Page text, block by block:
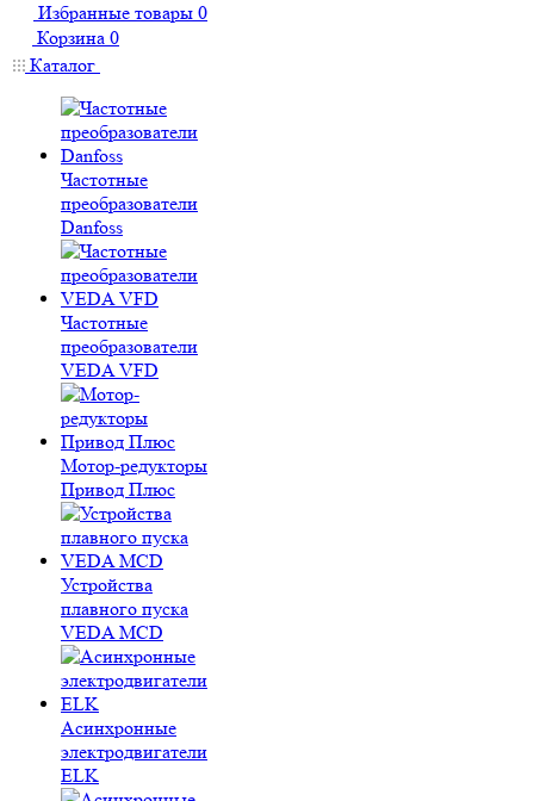
Избранные товары 0
Корзина 0
Каталог
Частотные
преобразователи
Danfoss
Частотные
преобразователи
VEDA VFD
Мотор-редукторы
Привод Плюс
Устройства
плавного пуска
VEDA MCD
Асинхронные
электродвигатели
ELK